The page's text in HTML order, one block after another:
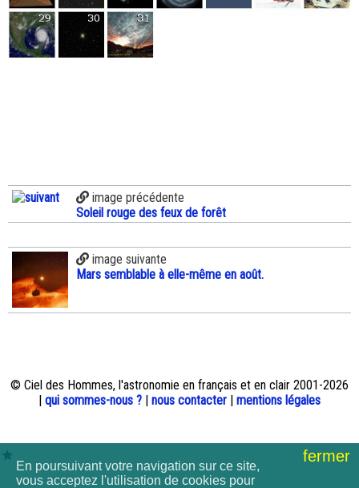
image précédente
Soleil rouge des feux de forêt
image suivante
Mars semblable à elle-même en août.
© Ciel des Hommes, l'astronomie en français et en clair 2001-2026
qui sommes-nous ? nous contacter mentions légales
fermer
En poursuivant votre navigation sur ce site,
vous acceptez l'utilisation de cookies pour